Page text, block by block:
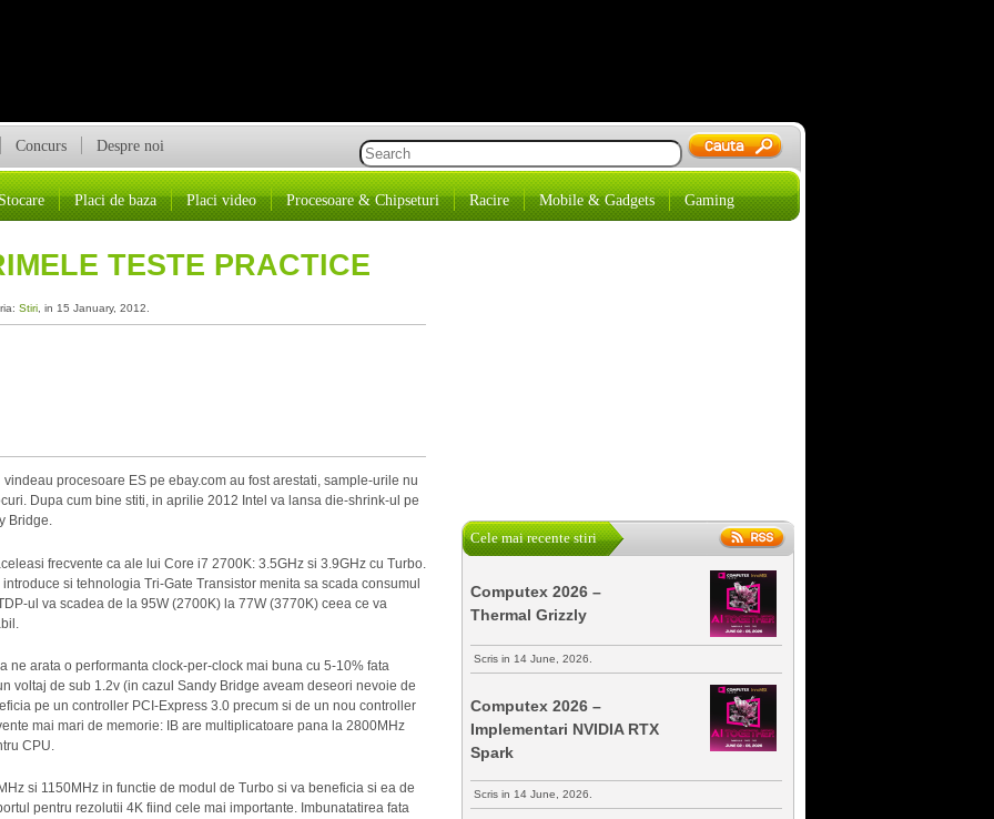
Concurs Despre noi
Placi de baza Placi video Procesoare & Chipseturi Racire Mobile & Gadgets Gaming
TESTE PRACTICE
Stiri, in 15 January, 2012.
procesoare ES pe ebay.com au fost arestati, sample-urile nu
Dupa cum bine stiti, in aprilie 2012 Intel va lansa die-shrink-ul pe
Bridge.
frecvente ca ale lui Core i7 2700K: 3.5GHz si 3.9GHz cu Turbo.
si tehnologia Tri-Gate Transistor menita sa scada consumul
ul va scadea de la 95W (2700K) la 77W (3770K) ceea ce va
arata o performanta clock-per-clock mai buna cu 5-10% fata
voltaj de sub 1.2v (in cazul Sandy Bridge aveam deseori nevoie de
pe un controller PCI-Express 3.0 precum si de un nou controller
mai mari de memorie: IB are multiplicatoare pana la 2800MHz
CPU.
si 1150MHz in functie de modul de Turbo si va beneficia si ea de
pentru rezolutii 4K fiind cele mai importante. Imbunatatirea fata
Cele mai recente stiri
Computex 2026 –
Thermal Grizzly
Scris in 14 June, 2026.
Computex 2026 –
Implementari NVIDIA RTX
Spark
Scris in 14 June, 2026.